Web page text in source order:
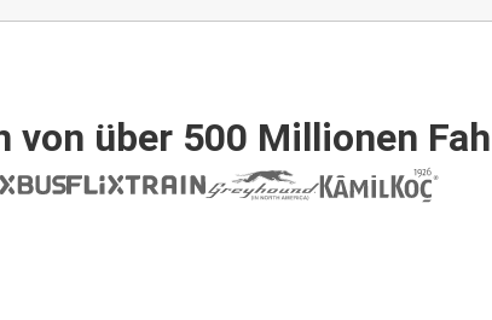
von über 500 Millionen